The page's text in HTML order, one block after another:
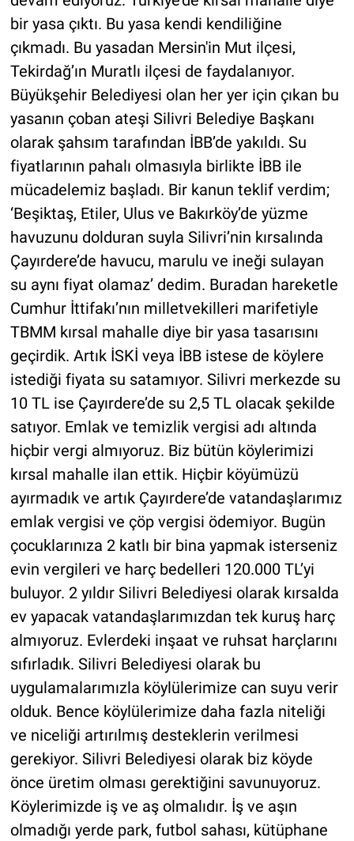
bir yasa çıktı. Bu yasa kendi kendiliğine
çıkmadı. Bu yasadan Mersin'in Mut ilçesi,
Tekirdağ’ın Muratlı ilçesi de faydalanıyor.
Büyükşehir Belediyesi olan her yer için çıkan bu
yasanın çoban ateşi Silivri Belediye Başkanı
olarak şahsım tarafından İBB’de yakıldı. Su
fiyatlarının pahalı olmasıyla birlikte İBB ile
mücadelemiz başladı. Bir kanun teklif verdim;
‘Beşiktaş, Etiler, Ulus ve Bakırköy’de yüzme
havuzunu dolduran suyla Silivri’nin kırsalında
Çayırdere’de havucu, marulu ve ineği sulayan
su aynı fiyat olamaz’ dedim. Buradan hareketle
Cumhur İttifakı’nın milletvekilleri marifetiyle
TBMM kırsal mahalle diye bir yasa tasarısını
geçirdik. Artık İSKİ veya İBB istese de köylere
istediği fiyata su satamıyor. Silivri merkezde su
10 TL ise Çayırdere’de su 2,5 TL olacak şekilde
satıyor. Emlak ve temizlik vergisi adı altında
hiçbir vergi almıyoruz. Biz bütün köylerimizi
kırsal mahalle ilan ettik. Hiçbir köyümüzü
ayırmadık ve artık Çayırdere’de vatandaşlarımız
emlak vergisi ve çöp vergisi ödemiyor. Bugün
çocuklarınıza 2 katlı bir bina yapmak isterseniz
evin vergileri ve harç bedelleri 120.000 TL’yi
buluyor. 2 yıldır Silivri Belediyesi olarak kırsalda
ev yapacak vatandaşlarımızdan tek kuruş harç
almıyoruz. Evlerdeki inşaat ve ruhsat harçlarını
sıfırladık. Silivri Belediyesi olarak bu
uygulamalarımızla köylülerimize can suyu verir
olduk. Bence köylülerimize daha fazla niteliği
ve niceliği artırılmış desteklerin verilmesi
gerekiyor. Silivri Belediyesi olarak biz köyde
önce üretim olması gerektiğini savunuyoruz.
Köylerimizde iş ve aş olmalıdır. İş ve aşın
olmadığı yerde park, futbol sahası, kütüphane